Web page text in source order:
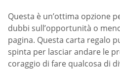
Questa è un’ottima opzione
dubbi sull’opportunità o
pagina. Questa carta regalo
spinta per lasciar andare le
coraggio di fare qualcosa di